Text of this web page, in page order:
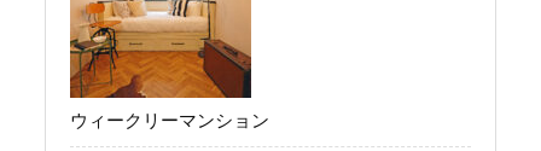
ウィークリーマンション